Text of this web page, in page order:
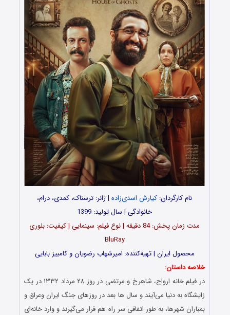
نام کارگردان: کیارش اسدی‌زاده | ژانر: ترسناک، کمدی، درام،
خانوادگی | سال تولید: 1399
مدت‌‌ زمان پخش: 84 دقیقه | نوع فیلم: سینمایی | کیفیت: بلوری
BluRay
محصول ایران | تهیه‎‌کننده: امیرشهاب رضویان و کامبیز بابایی
خلاصه داستان:
در فیلم خانه ارواح، شاهرخ و مرتضی در روز ۲۸ مرداد ۱۳۳۲ در یک
زایشگاه به دنیا می‌آیند و سال ها بعد در روزهای جنگ ایران و‌عراق و
بمباران شهرها، به طور اتفاقی سر راه هم قرار می‌گیرند و وارد خانه‌ای